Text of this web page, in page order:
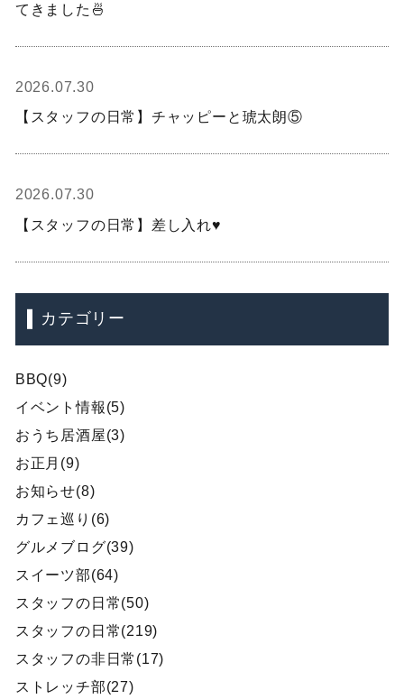
てきました🍜
2026.07.30
【スタッフの日常】チャッピーと琥太朗⑤
2026.07.30
【スタッフの日常】差し入れ♥
カテゴリー
BBQ(9)
イベント情報(5)
おうち居酒屋(3)
お正月(9)
お知らせ(8)
カフェ巡り(6)
グルメブログ(39)
スイーツ部(64)
スタッフの日常(50)
スタッフの日常(219)
スタッフの非日常(17)
ストレッチ部(27)